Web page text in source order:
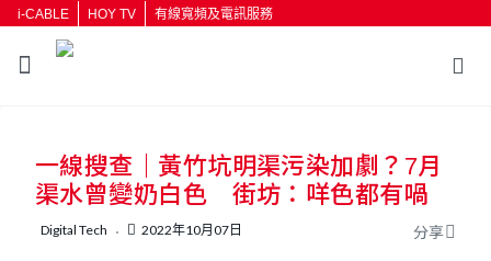
i-CABLE HOY TV 有線寬頻及電訊服務
按輸入鍵開始搜尋
一線搜查｜黃竹坑明渠污染加劇？7月
渠水曾變奶白色 街坊：咩色都有喎
Digital Tech 2022年10月07日 分享